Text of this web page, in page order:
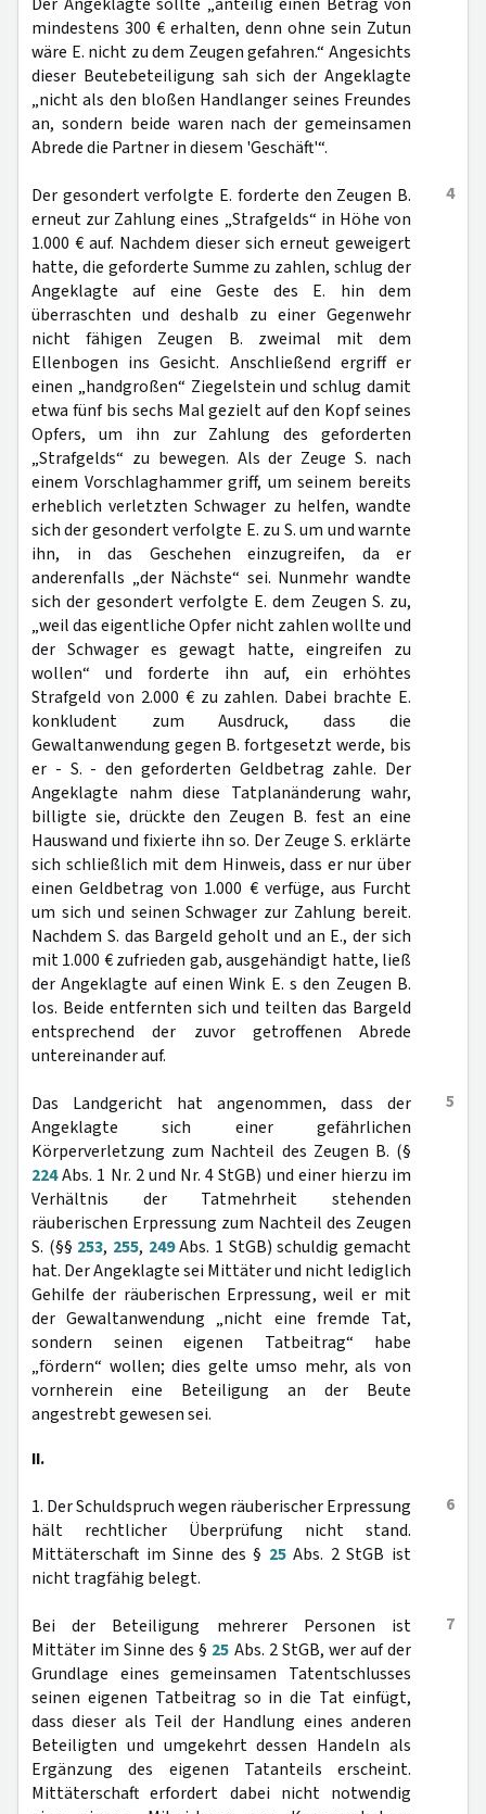
mindestens 300 € erhalten, denn ohne sein Zutun
wäre E. nicht zu dem Zeugen gefahren.“ Angesichts
dieser Beutebeteiligung sah sich der Angeklagte
„nicht als den bloßen Handlanger seines Freundes
an, sondern beide waren nach der gemeinsamen
Abrede die Partner in diesem 'Geschäft'“.
4
Der gesondert verfolgte E. forderte den Zeugen B.
erneut zur Zahlung eines „Strafgelds“ in Höhe von
1.000 € auf. Nachdem dieser sich erneut geweigert
hatte, die geforderte Summe zu zahlen, schlug der
Angeklagte auf eine Geste des E. hin dem
überraschten und deshalb zu einer Gegenwehr
nicht fähigen Zeugen B. zweimal mit dem
Ellenbogen ins Gesicht. Anschließend ergriff er
einen „handgroßen“ Ziegelstein und schlug damit
etwa fünf bis sechs Mal gezielt auf den Kopf seines
Opfers, um ihn zur Zahlung des geforderten
„Strafgelds“ zu bewegen. Als der Zeuge S. nach
einem Vorschlaghammer griff, um seinem bereits
erheblich verletzten Schwager zu helfen, wandte
sich der gesondert verfolgte E. zu S. um und warnte
ihn, in das Geschehen einzugreifen, da er
anderenfalls „der Nächste“ sei. Nunmehr wandte
sich der gesondert verfolgte E. dem Zeugen S. zu,
„weil das eigentliche Opfer nicht zahlen wollte und
der Schwager es gewagt hatte, eingreifen zu
wollen“ und forderte ihn auf, ein erhöhtes
Strafgeld von 2.000 € zu zahlen. Dabei brachte E.
konkludent zum Ausdruck, dass die
Gewaltanwendung gegen B. fortgesetzt werde, bis
er - S. - den geforderten Geldbetrag zahle. Der
Angeklagte nahm diese Tatplanänderung wahr,
billigte sie, drückte den Zeugen B. fest an eine
Hauswand und fixierte ihn so. Der Zeuge S. erklärte
sich schließlich mit dem Hinweis, dass er nur über
einen Geldbetrag von 1.000 € verfüge, aus Furcht
um sich und seinen Schwager zur Zahlung bereit.
Nachdem S. das Bargeld geholt und an E., der sich
mit 1.000 € zufrieden gab, ausgehändigt hatte, ließ
der Angeklagte auf einen Wink E. s den Zeugen B.
los. Beide entfernten sich und teilten das Bargeld
entsprechend der zuvor getroffenen Abrede
untereinander auf.
5
Das Landgericht hat angenommen, dass der
Angeklagte sich einer gefährlichen
Körperverletzung zum Nachteil des Zeugen B. (§
224Abs. 1 Nr. 2 und Nr. 4 StGB) und einer hierzu im
Verhältnis der Tatmehrheit stehenden
räuberischen Erpressung zum Nachteil des Zeugen
S. (§§ 253, 255, 249Abs. 1 StGB) schuldig gemacht
hat. Der Angeklagte sei Mittäter und nicht lediglich
Gehilfe der räuberischen Erpressung, weil er mit
der Gewaltanwendung „nicht eine fremde Tat,
sondern seinen eigenen Tatbeitrag“ habe
„fördern“ wollen; dies gelte umso mehr, als von
vornherein eine Beteiligung an der Beute
angestrebt gewesen sei.
II.
6
1. Der Schuldspruch wegen räuberischer Erpressung
hält rechtlicher Überprüfung nicht stand.
Mittäterschaft im Sinne des § 25Abs. 2 StGB ist
nicht tragfähig belegt.
7
Bei der Beteiligung mehrerer Personen ist
Mittäter im Sinne des § 25 Abs. 2 StGB, wer auf der
Grundlage eines gemeinsamen Tatentschlusses
seinen eigenen Tatbeitrag so in die Tat einfügt,
dass dieser als Teil der Handlung eines anderen
Beteiligten und umgekehrt dessen Handeln als
Ergänzung des eigenen Tatanteils erscheint.
Mittäterschaft erfordert dabei nicht notwendig